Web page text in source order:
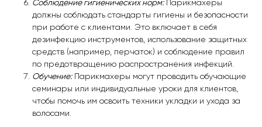
Соблюдение гигиенических норм:Парикмахеры
должны соблюдать стандарты гигиены и безопасности
при работе с клиентами. Это включает в себя
дезинфекцию инструментов, использование защитных
средств (например, перчаток) и соблюдение правил
по предотвращению распространения инфекций.
Обучение:
Парикмахеры могут проводить обучающие
семинары или индивидуальные уроки для клиентов,
чтобы помочь им освоить техники укладки и ухода за
волосами.